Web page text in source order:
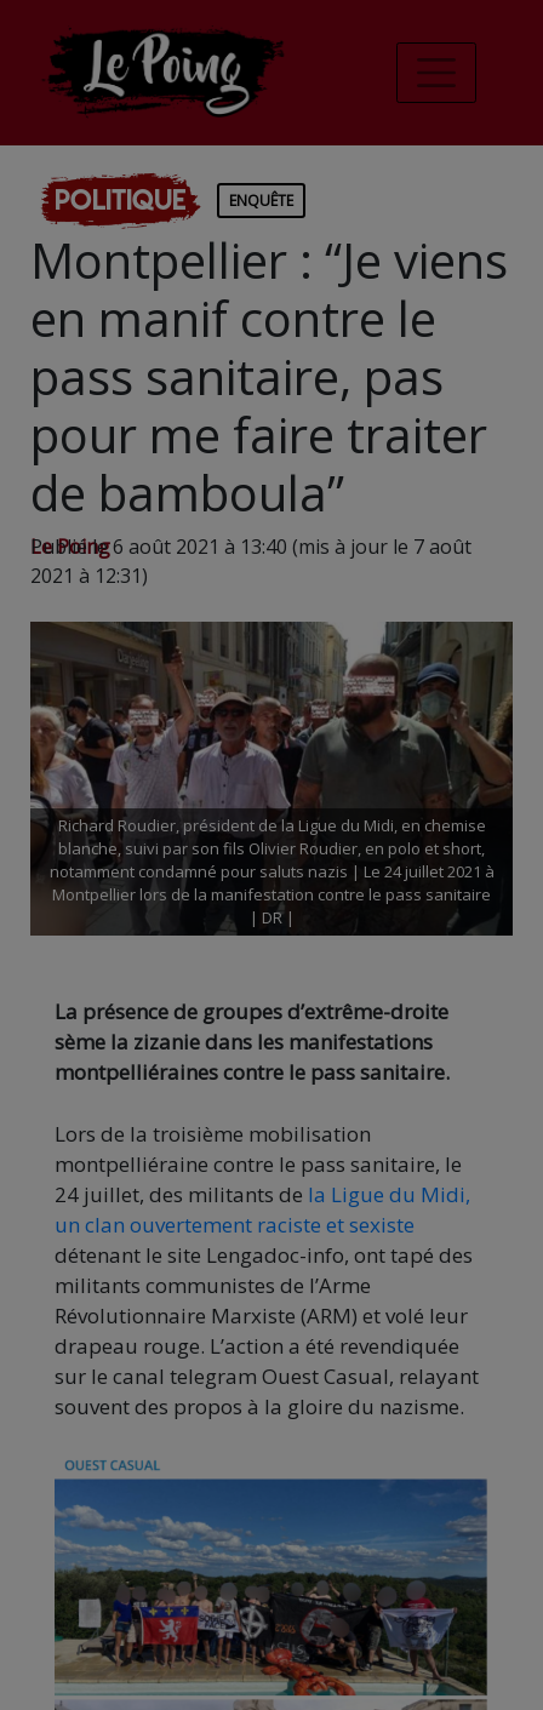
Politique ENQUÊTE
Montpellier : “Je viens
en manif contre le
pass sanitaire, pas
pour me faire traiter
de bamboula”
Le Poing
Publié le 6 août 2021 à 13:40 (mis à jour le 7 août
2021 à 12:31)
Richard Roudier, président de la Ligue du Midi, en chemise
blanche, suivi par son fils Olivier Roudier, en polo et short,
notamment condamné pour saluts nazis | Le 24 juillet 2021 à
Montpellier lors de la manifestation contre le pass sanitaire
| DR |
La présence de groupes d’extrême-droite
sème la zizanie dans les manifestations
montpelliéraines contre le pass sanitaire.
Lors de la troisième mobilisation
montpelliéraine contre le pass sanitaire, le
24 juillet, des militants de la Ligue du Midi,
un clan ouvertement raciste et sexiste
détenant le site Lengadoc-info, ont tapé des
militants communistes de l’Arme
Révolutionnaire Marxiste (ARM) et volé leur
drapeau rouge. L’action a été revendiquée
sur le canal telegram Ouest Casual, relayant
souvent des propos à la gloire du nazisme.